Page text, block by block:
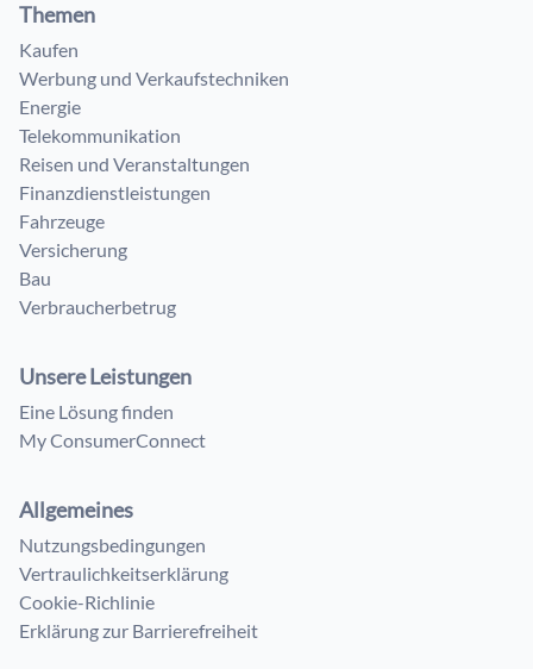
Themen
Kaufen
Werbung und Verkaufstechniken
Energie
Telekommunikation
Reisen und Veranstaltungen
Finanzdienstleistungen
Fahrzeuge
Versicherung
Bau
Verbraucherbetrug
Unsere Leistungen
Eine Lösung finden
My ConsumerConnect
Allgemeines
Nutzungsbedingungen
Vertraulichkeitserklärung
Cookie-Richlinie
Erklärung zur Barrierefreiheit